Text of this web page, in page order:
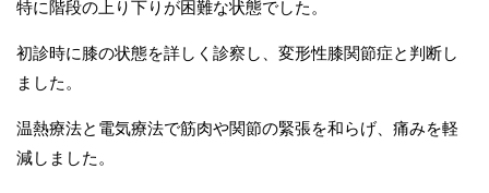
特に階段の上り下りが困難な状態でした。
初診時に膝の状態を詳しく診察し、変形性膝関節症と判断し
ました。
温熱療法と電気療法で筋肉や関節の緊張を和らげ、痛みを軽
減しました。